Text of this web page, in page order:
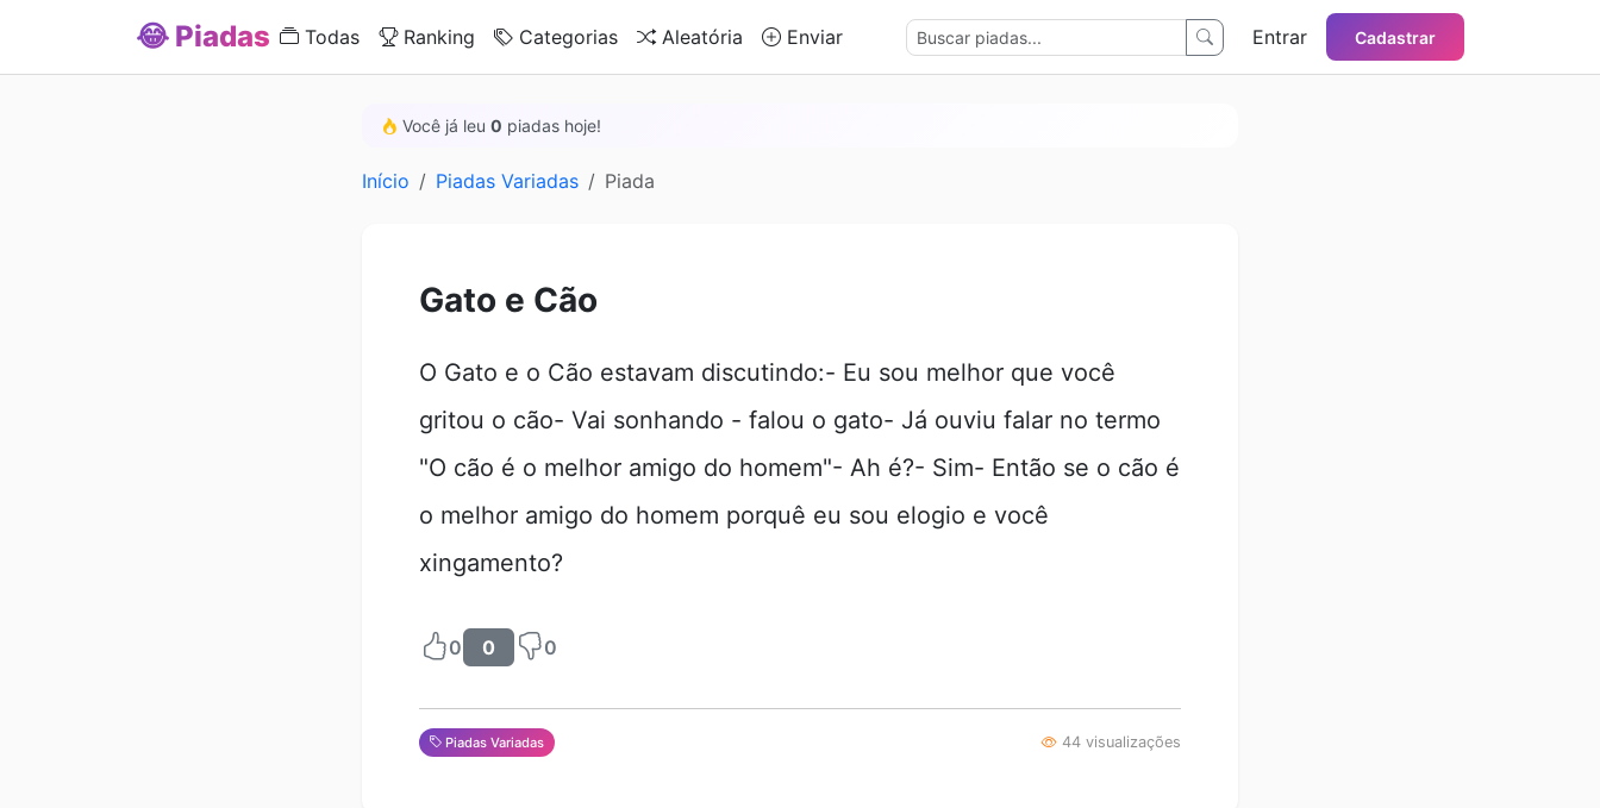
😂 Piadas Todas Ranking Categorias Aleatória Enviar Entrar Cadastrar
Você já leu 0 piadas hoje!
Início Piadas Variadas Piada
Gato e Cão
O Gato e o Cão estavam discutindo:- Eu sou melhor que você
gritou o cão- Vai sonhando - falou o gato- Já ouviu falar no termo
"O cão é o melhor amigo do homem"- Ah é?- Sim- Então se o cão é
o melhor amigo do homem porquê eu sou elogio e você
xingamento?
0 0 0
Piadas Variadas 44 visualizações